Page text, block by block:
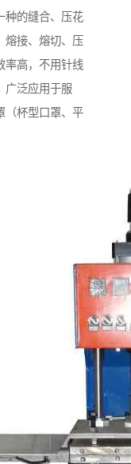
种的缝合、压花
熔接、熔切、压
率高，不用针线
广泛应用于服
（杯型口罩、平